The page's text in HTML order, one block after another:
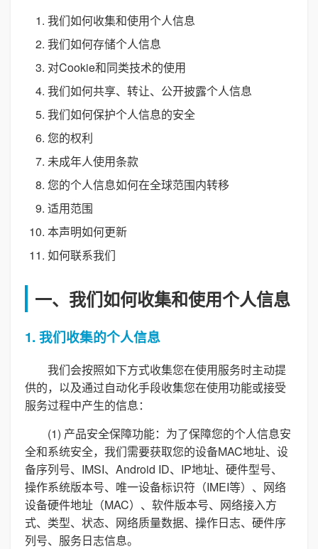
我们如何收集和使用个人信息
我们如何存储个人信息
对Cookie和同类技术的使用
我们如何共享、转让、公开披露个人信息
我们如何保护个人信息的安全
您的权利
未成年人使用条款
您的个人信息如何在全球范围内转移
适用范围
本声明如何更新
如何联系我们
一、我们如何收集和使用个人信息
1. 我们收集的个人信息
我们会按照如下方式收集您在使用服务时主动提
供的，以及通过自动化手段收集您在使用功能或接受
服务过程中产生的信息：
(1) 产品安全保障功能：为了保障您的个人信息安
全和系统安全，我们需要获取您的设备MAC地址、设
备序列号、IMSI、Android ID、IP地址、硬件型号、
操作系统版本号、唯一设备标识符（IMEI等）、网络
设备硬件地址（MAC）、软件版本号、网络接入方
式、类型、状态、网络质量数据、操作日志、硬件序
列号、服务日志信息。